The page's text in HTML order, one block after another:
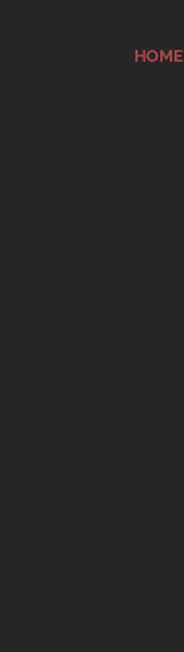
HOME